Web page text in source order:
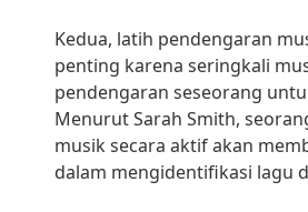
Kedua, latih pendengaran
penting karena seringkali
pendengaran seseorang
Menurut Sarah Smith,
musik secara aktif akan
dalam mengidentifikasi lagu